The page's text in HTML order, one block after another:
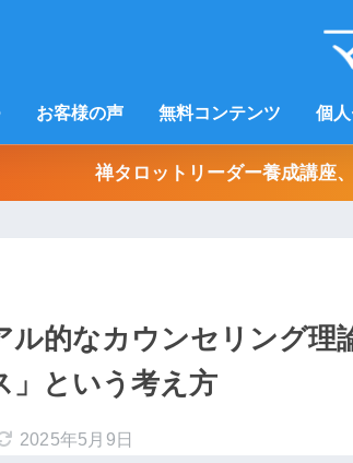
お客様の声 無料コンテンツ 個
禅タロットリーダー養成講座
ル的なカウンセリング理
」という考え方
2025年5月9日